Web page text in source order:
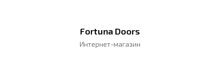
Fortuna Doors
Интернет-магазин